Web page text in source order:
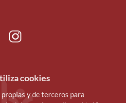
Instagram
cookies
y de terceros para